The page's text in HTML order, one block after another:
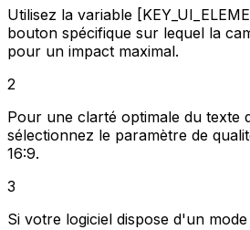
Utilisez la variable
bouton spécifique sur lequel la
pour un impact maximal.
2
Pour une clarté optimale du texte
sélectionnez le paramètre de
16:9.
3
Si votre logiciel dispose d'un